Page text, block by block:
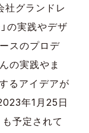
社グランドレ
の実践やデザ
スのプロデ
の実践やま
るアイデアが
年1月25日
も予定されて